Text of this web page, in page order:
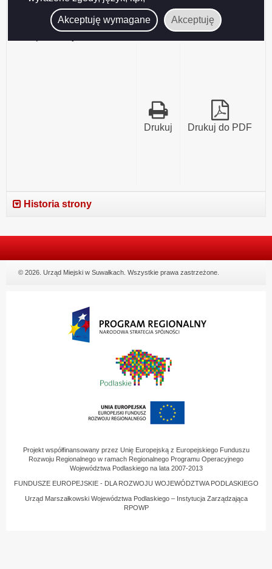
Akceptuję wymagane Akceptuję
Data modyfikacji:2017-03-14
Opublikował:Marcin Szypulski
Drukuj do PDF
Drukuj
Historia strony
© 2026. Urząd Miejski w Suwałkach. Wszystkie prawa zastrzeżone.
Projekt współfinansowany przez Unię Europejską z Europejskiego Funduszu
Rozwoju Regionalnego w ramach Regionalnego Programu Operacyjnego
Województwa Podlaskiego na lata 2007-2013
FUNDUSZE EUROPEJSKIE - DLA ROZWOJU WOJEWÓDZTWA PODLASKIEGO
Urząd Marszałkowski Województwa Podlaskiego – Instytucja Zarządzająca
RPOWP